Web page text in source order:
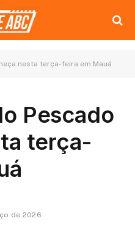
nesta terça-feira em Mauá
Pescado
terça-
de 2026